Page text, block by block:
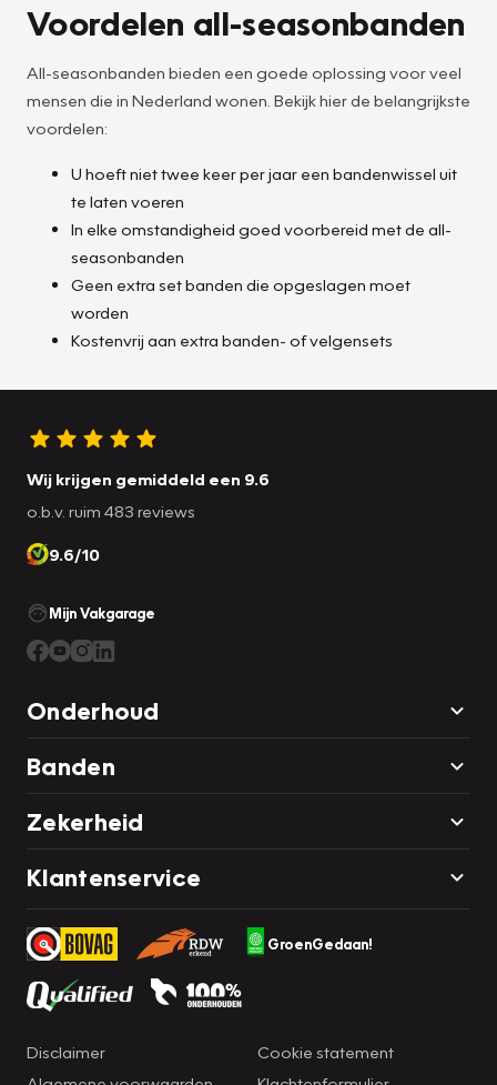
Voordelen all-seasonbanden
All-seasonbanden bieden een goede oplossing voor veel
mensen die in Nederland wonen. Bekijk hier de belangrijkste
voordelen:
U hoeft niet twee keer per jaar een bandenwissel uit
te laten voeren
In elke omstandigheid goed voorbereid met de all-
seasonbanden
Geen extra set banden die opgeslagen moet
worden
Kostenvrij aan extra banden- of velgensets
Wij krijgen gemiddeld een 9.6
o.b.v. ruim 483 reviews
9.6/10
Mijn Vakgarage
Onderhoud
Banden
Zekerheid
Klantenservice
GroenGedaan!
Disclaimer
Cookie statement